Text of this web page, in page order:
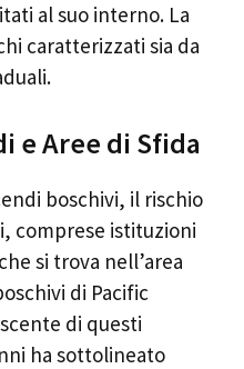
al suo interno. La
caratterizzati sia da
e Aree di Sfida
boschivi, il rischio
comprese istituzioni
si trova nell’area
di Pacific
di questi
ha sottolineato